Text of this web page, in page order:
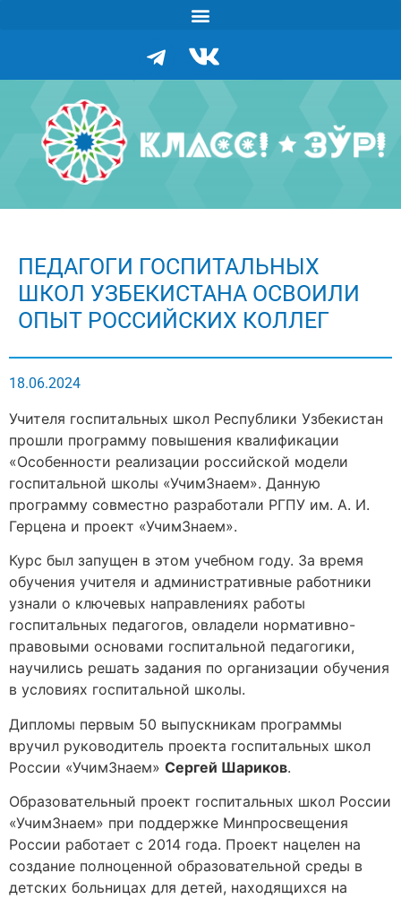
ПЕДАГОГИ ГОСПИТАЛЬНЫХ
ШКОЛ УЗБЕКИСТАНА ОСВОИЛИ
ОПЫТ РОССИЙСКИХ КОЛЛЕГ
18.06.2024
Учителя госпитальных школ Республики Узбекистан
прошли программу повышения квалификации
«Особенности реализации российской модели
госпитальной школы «УчимЗнаем». Данную
программу совместно разработали РГПУ им. А. И.
Герцена и проект «УчимЗнаем».
Курс был запущен в этом учебном году. За время
обучения учителя и административные работники
узнали о ключевых направлениях работы
госпитальных педагогов, овладели нормативно-
правовыми основами госпитальной педагогики,
научились решать задания по организации обучения
в условиях госпитальной школы.
Дипломы первым 50 выпускникам программы
вручил руководитель проекта госпитальных школ
России «УчимЗнаем» Сергей Шариков.
Образовательный проект госпитальных школ России
«УчимЗнаем» при поддержке Минпросвещения
России работает с 2014 года. Проект нацелен на
создание полноценной образовательной среды в
детских больницах для детей, находящихся на